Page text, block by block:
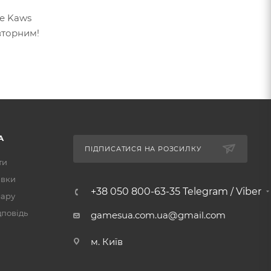
Kaws
ПІДПИСАТИСЯ НА РОЗСИЛКУ
+38 050 800-63-35 Telegram / Viber
gamesua.com.ua@gmail.com
м. Київ